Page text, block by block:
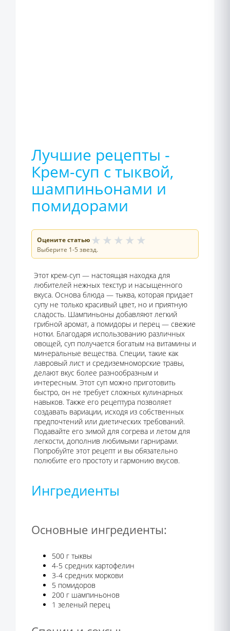
Лучшие рецепты -
Крем-суп с тыквой,
шампиньонами и
помидорами
Оцените статью ★ ★ ★ ★ ★
Выберите 1-5 звезд.
Этот крем-суп — настоящая находка для
любителей нежных текстур и насыщенного
вкуса. Основа блюда — тыква, которая придает
супу не только красивый цвет, но и приятную
сладость. Шампиньоны добавляют легкий
грибной аромат, а помидоры и перец — свежие
нотки. Благодаря использованию различных
овощей, суп получается богатым на витамины и
минеральные вещества. Специи, такие как
лавровый лист и средиземноморские травы,
делают вкус более разнообразным и
интересным. Этот суп можно приготовить
быстро, он не требует сложных кулинарных
навыков. Также его рецептура позволяет
создавать вариации, исходя из собственных
предпочтений или диетических требований.
Подавайте его зимой для согрева и летом для
легкости, дополнив любимыми гарнирами.
Попробуйте этот рецепт и вы обязательно
полюбите его простоту и гармонию вкусов.
Ингредиенты
Основные ингредиенты:
500 г тыквы
4-5 средних картофелин
3-4 средних моркови
5 помидоров
200 г шампиньонов
1 зеленый перец